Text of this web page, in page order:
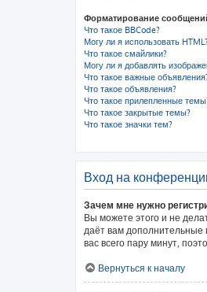
Форматирование
Что такое BBCode?
Могу ли я использовать HTML?
Что такое смайлики?
Могу ли я добавлять
Что такое важные
Что такое объявления?
Что такое прилепленные
Что такое закрытые темы?
Что такое значки тем?
Вход на
Зачем мне нужно
Вы можете этого и не
даёт вам дополнительные
вас всего пару минут,
Вернуться к началу